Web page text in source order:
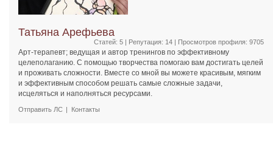
Татьяна Арефьева
Статей: 5 | Репутация: 14 | Просмотров профиля: 9705
Арт-терапевт; ведущая и автор тренингов по эффективному
целеполаганию. С помощью творчества помогаю вам достигать целей
и проживать сложности. Вместе со мной вы можете красивым, мягким
и эффективным способом решать самые сложные задачи,
исцеляться и наполняться ресурсами.
Отправить ЛС Контакты